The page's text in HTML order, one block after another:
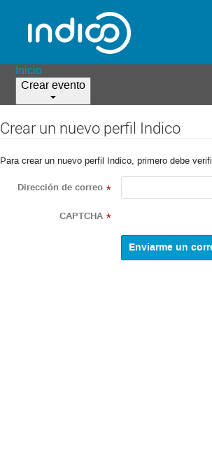
Inicio
Crear evento
Crear un nuevo perfil Indico
Para crear un nuevo perfil Indico, primero debe
Dirección de correo *
CAPTCHA *